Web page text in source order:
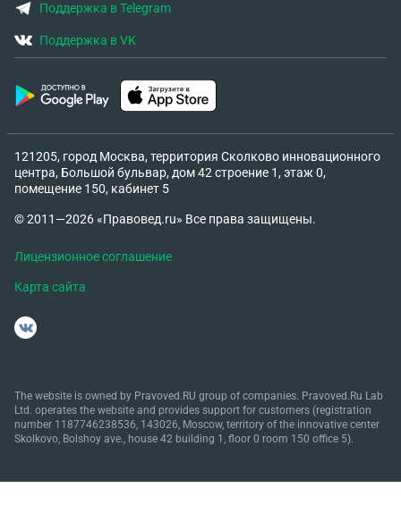
Поддержка в Telegram
Поддержка в VK
121205, город Москва, территория Сколково инновационного
центра, Большой бульвар, дом 42 строение 1, этаж 0,
помещение 150, кабинет 5
© 2011—2026 «Правовед.ru» Все права защищены.
Лицензионное соглашение
Карта сайта
The website is owned by Pravoved.RU group of companies. Pravoved.Ru Lab
Ltd. operates the website and provides support for customers (registration
number 1187746238536, 143026, Moscow, territory of the innovative center
Skolkovo, Bolshoy ave., house 42 building 1, floor 0 room 150 office 5).